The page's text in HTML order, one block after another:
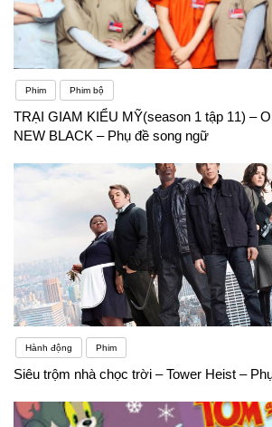
Phim Phim bộ
TRẠI GIAM KIỂU MỸ(season 1 tập 11) –
NEW BLACK – Phụ đề song ngữ
Hành động Phim
Siêu trộm nhà chọc trời – Tower Heist –